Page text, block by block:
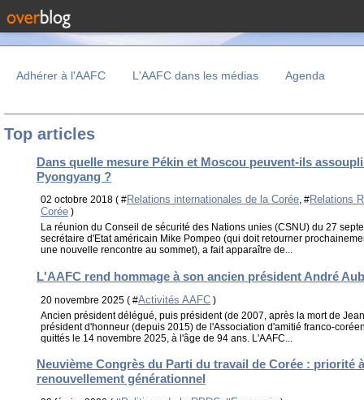
Adhérer à l'AAFC L'AAFC dans les médias Agenda
Top articles
Dans quelle mesure Pékin et Moscou peuvent-ils
Pyongyang ?
02 octobre 2018 ( #Relations internationales de la Corée, #Relations
Corée )
La réunion du Conseil de sécurité des Nations unies (CSNU) du 27
secrétaire d'Etat américain Mike Pompeo (qui doit retourner
une nouvelle rencontre au sommet), a fait apparaître de...
L'AAFC rend hommage à son ancien président André
20 novembre 2025 ( #Activités AAFC )
Ancien président délégué, puis président (de 2007, après la mort de
président d'honneur (depuis 2015) de l'Association d'amitié franco-
quittés le 14 novembre 2025, à l'âge de 94 ans. L'AAFC...
Neuvième Congrès du Parti du travail de Corée : priorité
renouvellement générationnel